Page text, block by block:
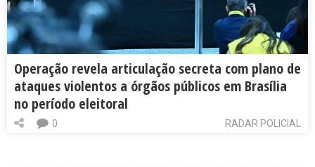
Operação revela articulação secreta com plano de
ataques violentos a órgãos públicos em Brasília
no período eleitoral
RADAR POLICIAL
0